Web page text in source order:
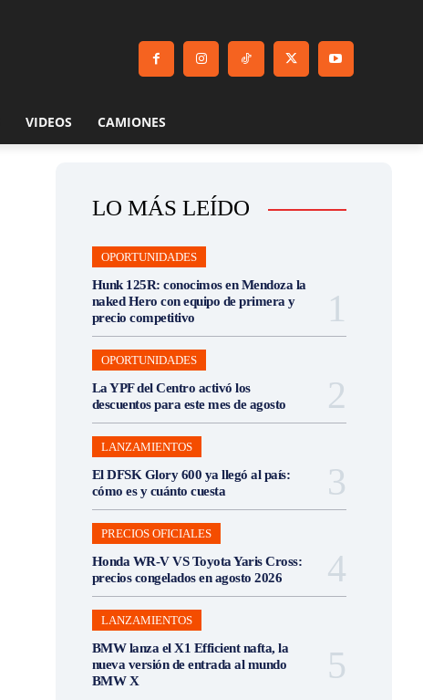
VIDEOS CAMIONES
LO MÁS LEÍDO
OPORTUNIDADES
Hunk 125R: conocimos en Mendoza la
naked Hero con equipo de primera y
precio competitivo
OPORTUNIDADES
La YPF del Centro activó los
descuentos para este mes de agosto
LANZAMIENTOS
El DFSK Glory 600 ya llegó al país:
cómo es y cuánto cuesta
PRECIOS OFICIALES
Honda WR-V VS Toyota Yaris Cross:
precios congelados en agosto 2026
LANZAMIENTOS
BMW lanza el X1 Efficient nafta, la
nueva versión de entrada al mundo
BMW X